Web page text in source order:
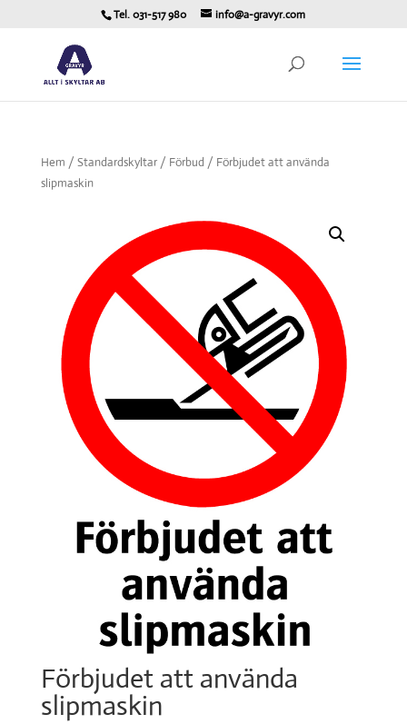
Tel. 031-517 980 info@a-gravyr.com
Hem / Standardskyltar/ Förbud / Förbjudet att använda
slipmaskin
Förbjudet att använda
slipmaskin